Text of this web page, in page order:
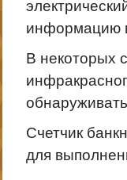
информацию
В некоторых
Счетчик
для